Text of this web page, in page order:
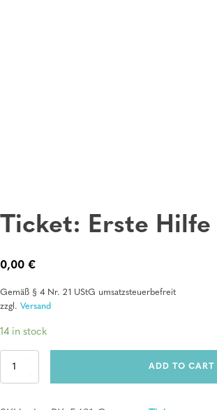
Ticket: Erste Hilfe
0,00 €
Gemäß § 4 Nr. 21 UStG umsatzsteuerbefreit
zzgl. Versand
14 in stock
Ticket:
ADD TO CART